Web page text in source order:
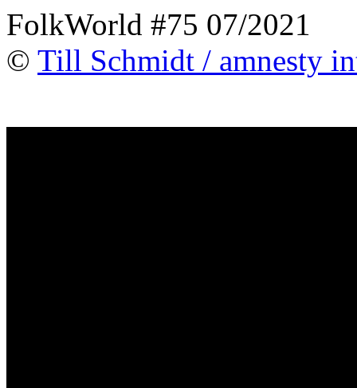
FolkWorld #75 07/2021
© Till Schmidt / amnesty